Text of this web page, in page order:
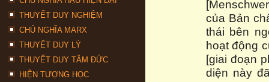
THUYẾT DUY NGHIỆM
CHỦ NGHĨA MARX
THUYẾT DUY LÝ
THUYẾT DUY TÂM ĐỨC
HIỆN TƯỢNG HỌC
của Bản
thái bên
hoạt động
[giai đoạn
diện này